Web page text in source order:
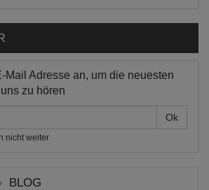
Mail Adresse an, um die neuesten
zu hören
nicht weiter
BLOG